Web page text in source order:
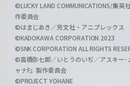
©LUCKY LAND COMMUNICATIONS/集英
作委員会
©はまじあき／芳文社・アニプレックス
©KADOKAWA CORPORATION 2023
©SNK CORPORATION ALL RIGHTS
©高橋弥七郎／いとうのいぢ／アスキー･
ャナF』製作委員会
©PROJECT YOHANE